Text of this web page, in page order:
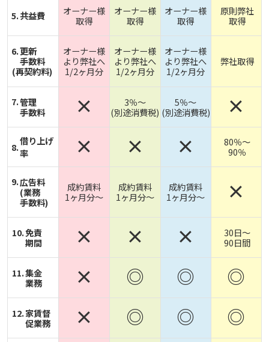
共益費
オーナー様
取得
オーナー様
取得
オーナー様
取得
原則弊社
取得
更新
手数料
(再契約料)
オーナー様
より弊社へ
1/2ヶ月分
オーナー様
より弊社へ
1/2ヶ月分
オーナー様
より弊社へ
1/2ヶ月分
弊社取得
管理
手数料
×
3％～
(別途消費税)
5％～
(別途消費税)
×
借り上げ
率
× × ×
80％～
90％
広告料
(業務
手数料)
成約賃料
1ヶ月分～
成約賃料
1ヶ月分～
成約賃料
1ヶ月分～
×
免責
期間
× × ×
30日～
90日間
集金
業務
× ◎ ◎ ◎
家賃督
促業務
× ◎ ◎ ◎